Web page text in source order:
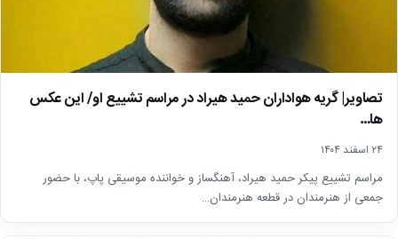
تصاویر| گریه هواداران حمید هیراد در مراسم تشییع او/ این عکس
ها…
۲۴ اسفند ۱۴۰۴
مراسم تشییع پیکر حمید هیراد، آهنگساز و خواننده موسیقی پاپ، با حضور
جمعی از هنرمندان در قطعه هنرمندان…